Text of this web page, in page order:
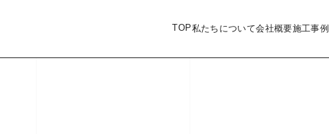
TOP私たちについて会社概要施工事例